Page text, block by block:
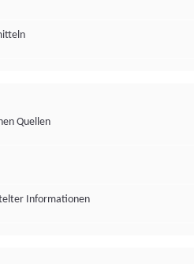
Quellen
Informationen